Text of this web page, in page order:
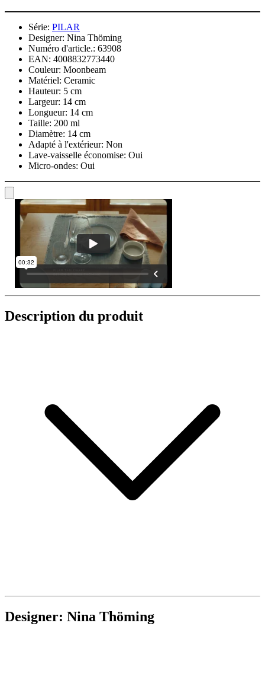
Série: PILAR
Designer: Nina Thöming
Numéro d'article.: 63908
EAN: 4008832773440
Couleur: Moonbeam
Matériel: Ceramic
Hauteur: 5 cm
Largeur: 14 cm
Longueur: 14 cm
Taille: 200 ml
Diamètre: 14 cm
Adapté à l'extérieur: Non
Lave-vaisselle économise: Oui
Micro-ondes: Oui
Description du produit
Designer: Nina Thöming